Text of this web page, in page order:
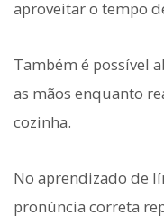
aproveitar o tempo
Também é possível
as mãos enquanto
cozinha.
No aprendizado de
pronúncia correta